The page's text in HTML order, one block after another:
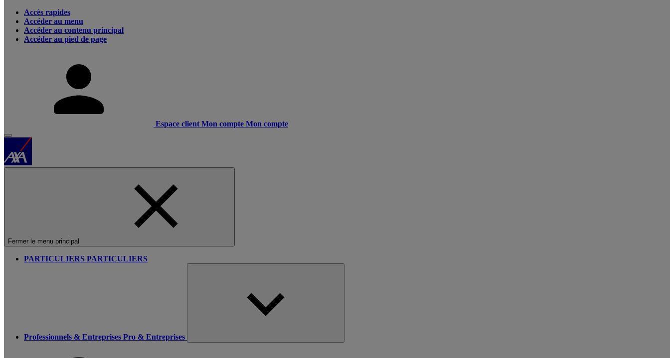
Accès rapides
Accéder au menu
Accéder au contenu principal
Accéder au pied de page
Espace client Mon compte Mon compte
Fermer le menu principal
PARTICULIERS PARTICULIERS
Professionnels & Entreprises Pro & Entreprises